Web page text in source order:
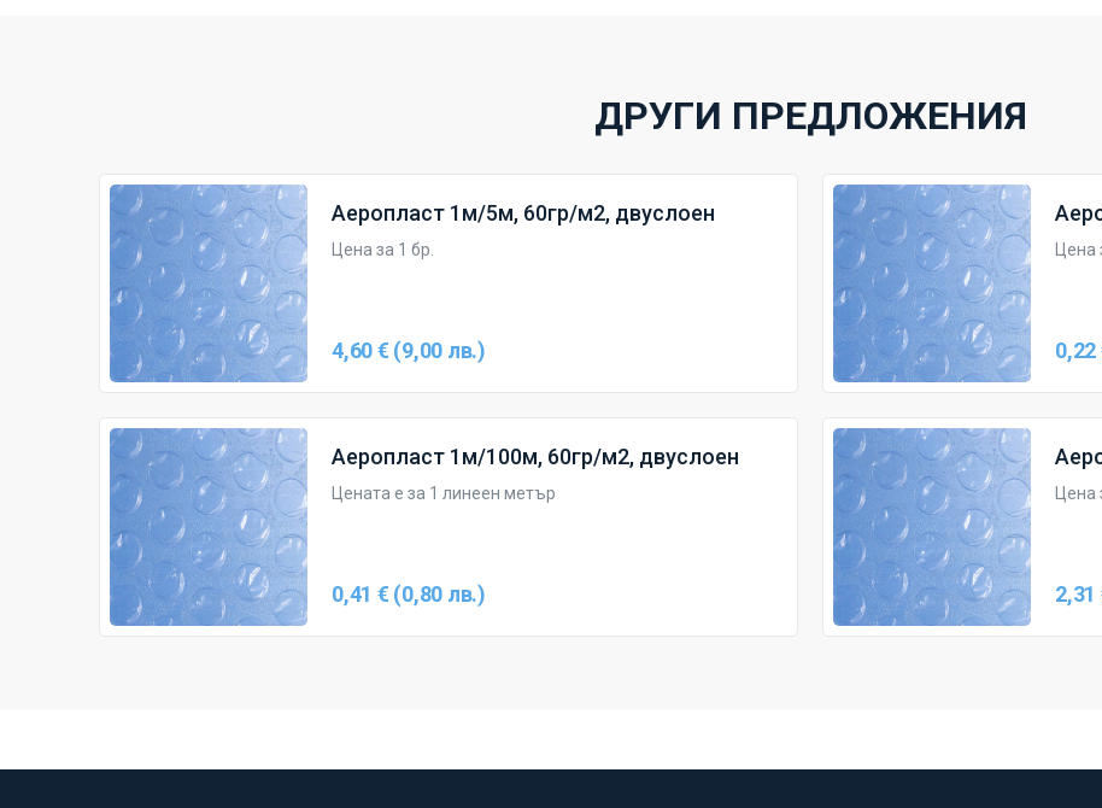
ДРУГИ ПРЕДЛОЖЕНИЯ
Аеропласт 1м/5м, 60гр/м2, двуслоен
Цена за 1 бр.
4,60 € (9,00 лв.) 0,22
Аеропласт 1м/100м, 60гр/м2, двуслоен
Цената е за 1 линеен метър
0,41 € (0,80 лв.)
Цена
2,31